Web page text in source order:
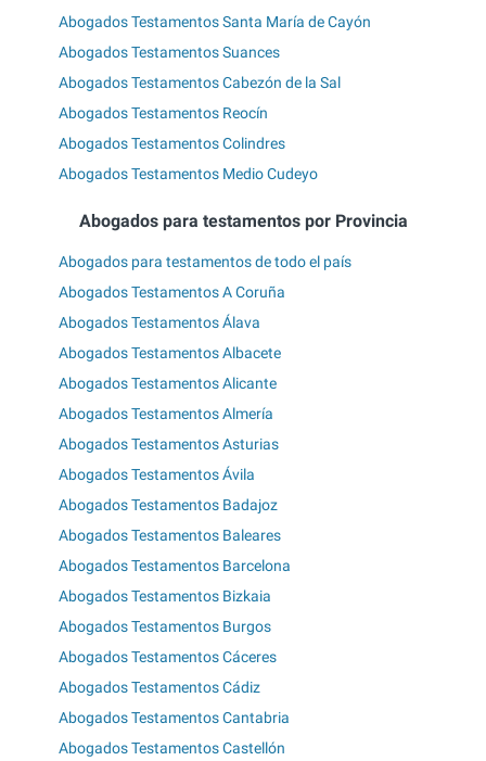
Abogados Testamentos Santa María de Cayón
Abogados Testamentos Suances
Abogados Testamentos Cabezón de la Sal
Abogados Testamentos Reocín
Abogados Testamentos Colindres
Abogados Testamentos Medio Cudeyo
Abogados para testamentos por Provincia
Abogados para testamentos de todo el país
Abogados Testamentos A Coruña
Abogados Testamentos Álava
Abogados Testamentos Albacete
Abogados Testamentos Alicante
Abogados Testamentos Almería
Abogados Testamentos Asturias
Abogados Testamentos Ávila
Abogados Testamentos Badajoz
Abogados Testamentos Baleares
Abogados Testamentos Barcelona
Abogados Testamentos Bizkaia
Abogados Testamentos Burgos
Abogados Testamentos Cáceres
Abogados Testamentos Cádiz
Abogados Testamentos Cantabria
Abogados Testamentos Castellón